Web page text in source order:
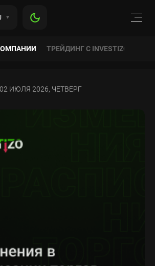
ТРЕЙДИНГ С INVESTIZO
02 ИЮЛЯ 2026, ЧЕТВЕРГ